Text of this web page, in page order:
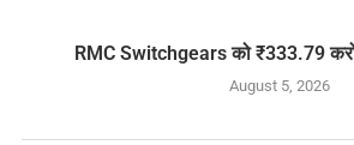
RMC Switchgears को ₹333.79
August 5, 2026